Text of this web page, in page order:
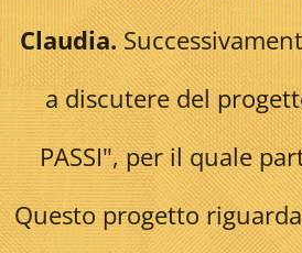
Claudia.
a discutere del
PASSI", per il quale
Questo progetto